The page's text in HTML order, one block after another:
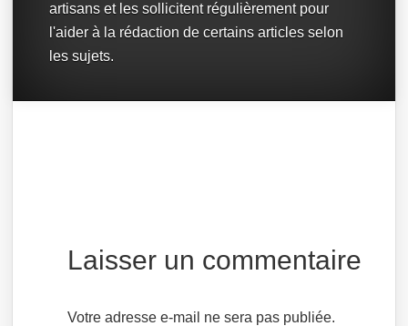
artisans et les sollicitent régulièrement pour
l'aider à la rédaction de certains articles selon
les sujets.
Laisser un commentaire
Votre adresse e-mail ne sera pas publiée.